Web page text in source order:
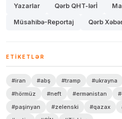
Yazarlar Qərb QHT-lərİ
Müsahibə-Reportaj Qərb
ETIKETLƏR
#iran #abş #tramp #ukrayna
#hörmüz
#neft #ermənistan
#paşinyan
#zelenski #qazax